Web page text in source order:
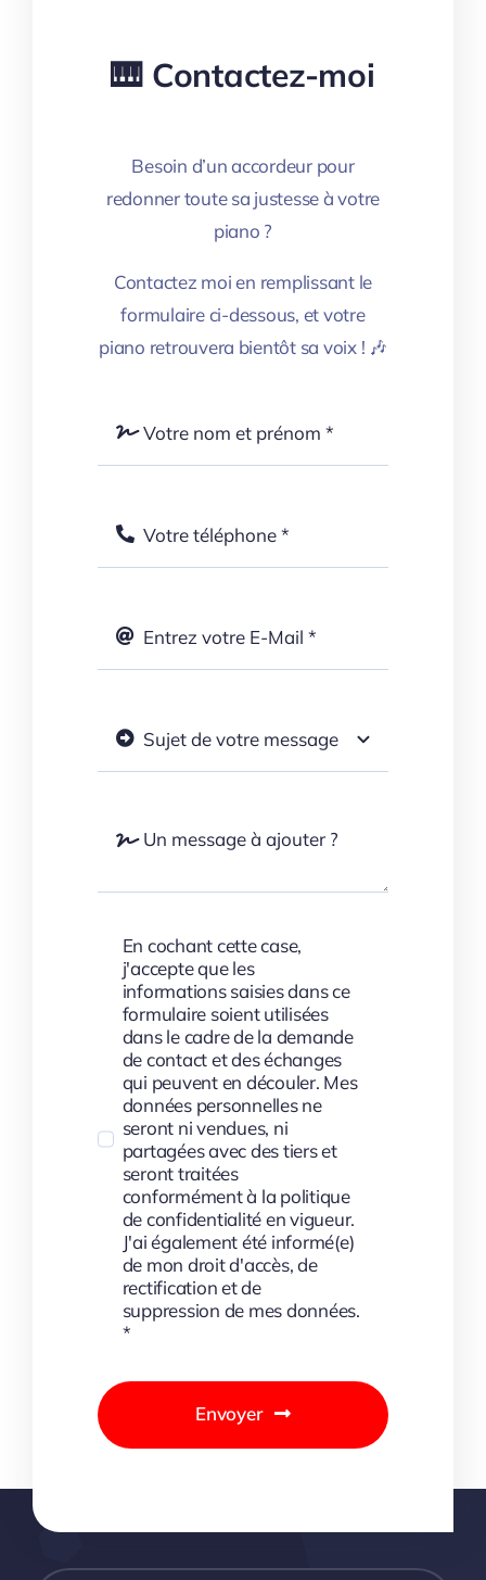
🎹 Contactez-moi
Besoin d’un accordeur pour
redonner toute sa justesse à votre
piano ?
Contactez moi en remplissant le
formulaire ci-dessous, et votre
piano retrouvera bientôt sa voix ! 🎶
En cochant cette case,
j'accepte que les
informations saisies dans ce
formulaire soient utilisées
dans le cadre de la demande
de contact et des échanges
qui peuvent en découler. Mes
données personnelles ne
seront ni vendues, ni
partagées avec des tiers et
seront traitées
conformément à la politique
de confidentialité en vigueur.
J'ai également été informé(e)
de mon droit d'accès, de
rectification et de
suppression de mes données.
*
Envoyer